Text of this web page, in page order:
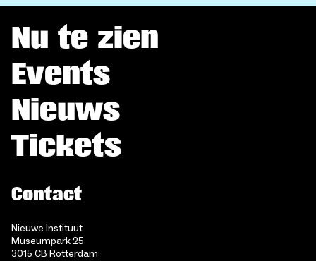
Nu te zien
Events
Nieuws
Tickets
Contact
Nieuwe Instituut
Museumpark 25
3015 CB Rotterdam